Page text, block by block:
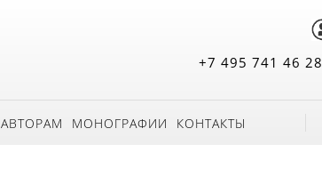
+7 495 741 46 28
АВТОРАМ МОНОГРАФИИ КОНТАКТЫ